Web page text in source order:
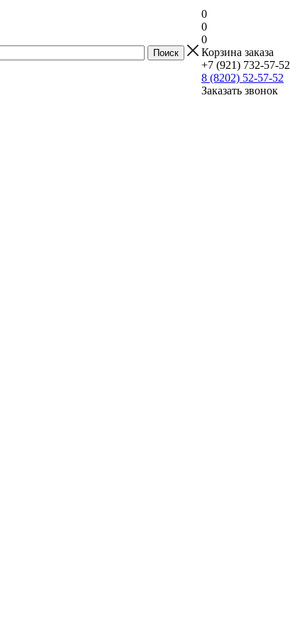
0
0
0
Корзина заказа
+7 (921) 732-57-52
8 (8202) 52-57-52
Заказать звонок